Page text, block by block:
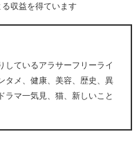
収益を得ています
しているアラサーフリーライ
タメ、健康、美容、歴史、異
ラマ一気見、猫、新しいこと